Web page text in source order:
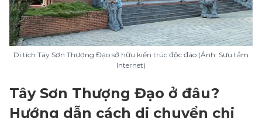
Di tích Tây Sơn Thượng Đạo sở hữu kiến trúc độc đáo (Ảnh: Sưu tầm
Internet)
Tây Sơn Thượng Đạo ở đâu?
Hướng dẫn cách di chuyển chi